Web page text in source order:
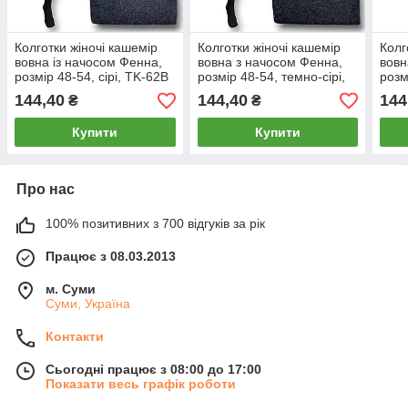
Колготки жіночі кашемір
вовна із начосом Фенна,
розмір 48-54, сірі, TK-62B
144,40 ₴
Купити
Колготки жіночі кашемір
вовна з начосом Фенна,
розмір 48-54, темно-сірі,
TK-62B
144,40₴
Купити
62B
Про нас
100% позитивних з 700 відгуків за рік
Працює з 08.03.2013
м. Суми
Суми, Україна
Контакти
Сьогодні працює з 08:00 до 17:00
Показати весь графік роботи